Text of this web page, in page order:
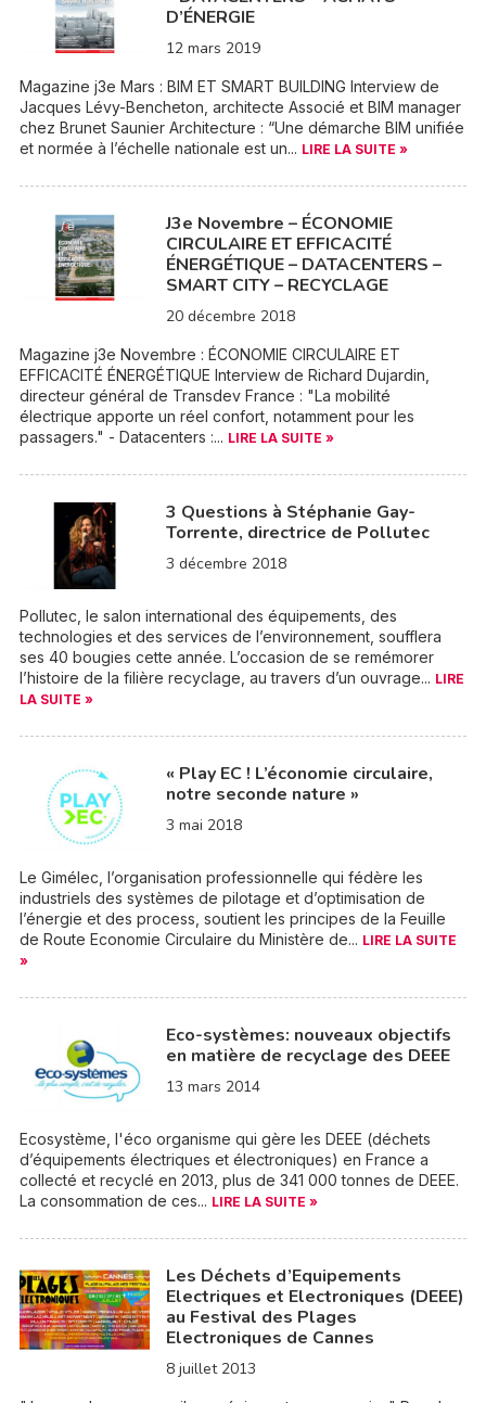
D’ÉNERGIE
12 mars 2019
Magazine j3e Mars : BIM ET SMART BUILDING Interview de
Jacques Lévy-Bencheton, architecte Associé et BIM manager
chez Brunet Saunier Architecture : “Une démarche BIM unifiée
et normée à l’échelle nationale est un... LIRE LA SUITE »
J3e Novembre – ÉCONOMIE
CIRCULAIRE ET EFFICACITÉ
ÉNERGÉTIQUE – DATACENTERS –
SMART CITY – RECYCLAGE
20 décembre 2018
Magazine j3e Novembre : ÉCONOMIE CIRCULAIRE ET
EFFICACITÉ ÉNERGÉTIQUE Interview de Richard Dujardin,
directeur général de Transdev France : "La mobilité
électrique apporte un réel confort, notamment pour les
passagers." - Datacenters :... LIRE LA SUITE »
3 Questions à Stéphanie Gay-
Torrente, directrice de Pollutec
3 décembre 2018
Pollutec, le salon international des équipements, des
technologies et des services de l’environnement, soufflera
ses 40 bougies cette année. L’occasion de se remémorer
l’histoire de la filière recyclage, au travers d’un ouvrage... LIRE
LA SUITE »
« Play EC ! L’économie circulaire,
notre seconde nature »
3 mai 2018
Le Gimélec, l’organisation professionnelle qui fédère les
industriels des systèmes de pilotage et d’optimisation de
l’énergie et des process, soutient les principes de la Feuille
de Route Economie Circulaire du Ministère de... LIRE LA SUITE
»
Eco-systèmes: nouveaux objectifs
en matière de recyclage des DEEE
13 mars 2014
Ecosystème, l'éco organisme qui gère les DEEE (déchets
d’équipements électriques et électroniques) en France a
collecté et recyclé en 2013, plus de 341 000 tonnes de DEEE.
La consommation de ces... LIRE LA SUITE »
Les Déchets d’Equipements
Electriques et Electroniques (DEEE)
au Festival des Plages
Electroniques de Cannes
8 juillet 2013